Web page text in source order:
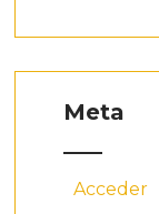
Meta
Acceder